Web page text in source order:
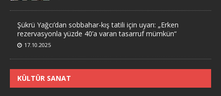
Şükrü Yağcı’dan sobbahar-kış tatili için uyarı: „Erken
rezervasyonla yüzde 40’a varan tasarruf mümkün“
17.10.2025
KÜLTÜR SANAT